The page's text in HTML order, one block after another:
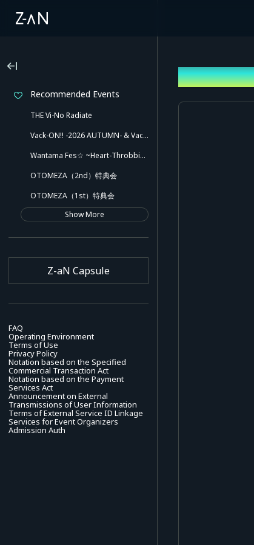
Recommended Events
THE Vi-No Radiate
Vack-ON!! -2026 AUTUMN- & Vack-ON!! -Blink side-
Wantama Fes☆ ~Heart-Throbbing! Inuyama Tamaki and Her Pleasant Friends!! There Might Even Be a Slip!~
OTOMEZA（2nd）特典会
OTOMEZA（1st）特典会
Show More
Z-aN Capsule
FAQ
Operating Environment
Terms of Use
Privacy Policy
Notation based on the Specified
Commercial Transaction Act
Notation based on the Payment
Services Act
Announcement on External
Transmissions of User Information
Terms of External Service ID Linkage
Services for Event Organizers
Admission Auth
News